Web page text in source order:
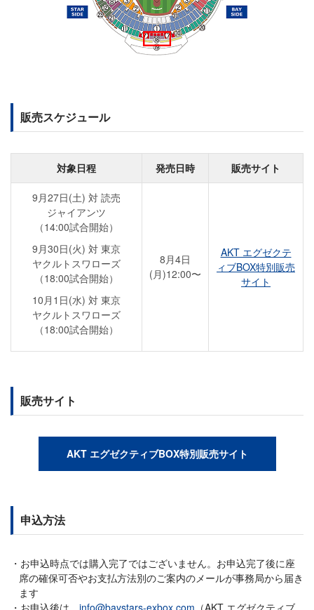
販売スケジュール
対象日程 発売日時 販売サイト
9月27日(土) 対 読売
ジャイアンツ
（14:00試合開始）
9月30日(火) 対 東京
ヤクルトスワローズ
（18:00試合開始）
10月1日(水) 対 東京
ヤクルトスワローズ
（18:00試合開始）
8月4日
(月)12:00〜
AKT エグゼクテ
ィブBOX特別販売
サイト
販売サイト
AKT エグゼクティブBOX特別販売サイト
申込方法
お申込時点では購入完了ではございません。お申込完了後に座
席の確保可否やお支払方法別のご案内のメールが事務局から届き
ます
お申込後は、 info@baystars-exbox.com （AKT エグゼクティブ